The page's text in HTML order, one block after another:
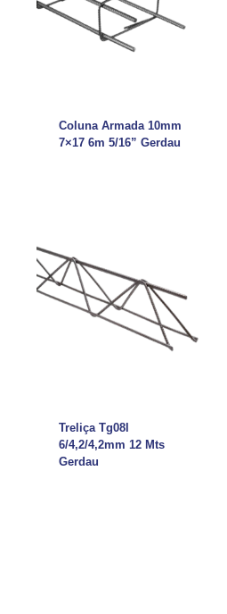
Coluna Armada 10mm
7×17 6m 5/16” Gerdau
Treliça Tg08l
6/4,2/4,2mm 12 Mts
Gerdau